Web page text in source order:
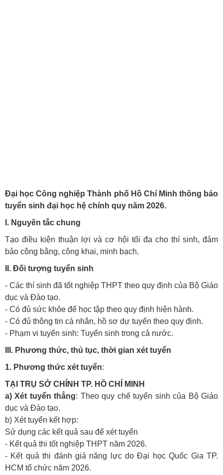
Đại học Công nghiệp Thành phố Hồ Chí Minh thông báo
tuyển sinh đại học hệ chính quy năm 2026.
I. Nguyên tắc chung
Tạo điều kiện thuận lợi và cơ hội tối đa cho thí sinh, đảm
bảo công bằng, công khai, minh bạch.
II. Đối tượng tuyển sinh
- Các thí sinh đã tốt nghiệp THPT theo quy định của Bộ Giáo
dục và Đào tạo.
- Có đủ sức khỏe để học tập theo quy định hiện hành.
- Có đủ thông tin cá nhân, hồ sơ dự tuyển theo quy định.
- Phạm vi tuyển sinh: Tuyển sinh trong cả nước.
III. Phương thức, thủ tục, thời gian xét tuyển
1. Phương thức xét tuyển:
TẠI TRỤ SỞ CHÍNH TP. HỒ CHÍ MINH
a) Xét tuyển thẳng: Theo quy chế tuyển sinh của Bộ Giáo
dục và Đào tạo.
b) Xét tuyển kết hợp:
Sử dụng các kết quả sau để xét tuyển
- Kết quả thi tốt nghiệp THPT năm 2026.
- Kết quả thi đánh giá năng lực do Đại học Quốc Gia TP.
HCM tổ chức năm 2026.